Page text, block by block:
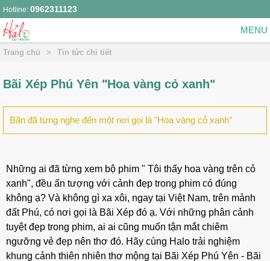
Hotline: 0962311123
Trang chủ > Tin tức chi tiết
Bãi Xép Phú Yên "Hoa vàng cỏ xanh"
Bãn đã từng nghe đến một nơi gọi là "Hoa vàng cỏ xanh"
Những ai đã từng xem bộ phim " Tôi thấy hoa vàng trên cỏ
xanh", đều ấn tượng với cảnh đẹp trong phim có đúng
không ạ? Và không gì xa xôi, ngay tại Việt Nam, trên mảnh
đất Phú, có nơi gọi là Bãi Xép đó ạ. Với những phân cảnh
tuyệt đẹp trong phim, ai ai cũng muốn tận mắt chiêm
ngưỡng vẻ đẹp nên thơ đó. Hãy cùng Halo trải nghiệm
khung cảnh thiên nhiên thơ mộng tại Bãi Xép Phú Yên - Bãi